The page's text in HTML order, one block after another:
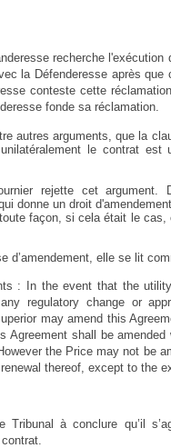
recherche l'exécution
la Défenderesse après que
conteste cette
fonde sa réclamation.
autres arguments, que la
unilatéralement le contrat
rejette cet
donne un droit
façon, si cela était le
d’amendement, elle se lit
: In the event that the
regulatory change or
may amend this
Agreement shall be
the Price may not be
thereof, except to the
Tribunal à conclure qu’il